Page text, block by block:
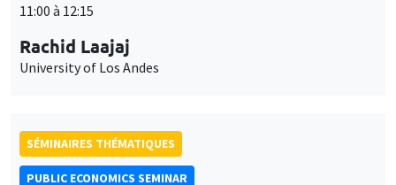
11:00 à 12:15
Rachid Laajaj
University of Los Andes
SÉMINAIRES THÉMATIQUES
PUBLIC ECONOMICS SEMINAR